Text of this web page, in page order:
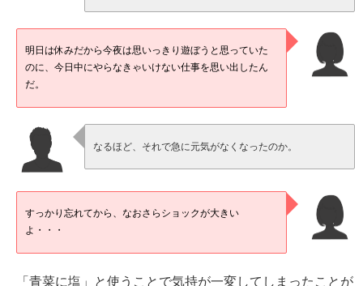
明日は休みだから今夜は思いっきり遊ぼうと思っていた
のに、今日中にやらなきゃいけない仕事を思い出したん
だ。
なるほど、それで急に元気がなくなったのか。
すっかり忘れてから、なおさらショックが大きい
よ・・・
「青菜に塩」と使うことで気持が一変してしまったことが